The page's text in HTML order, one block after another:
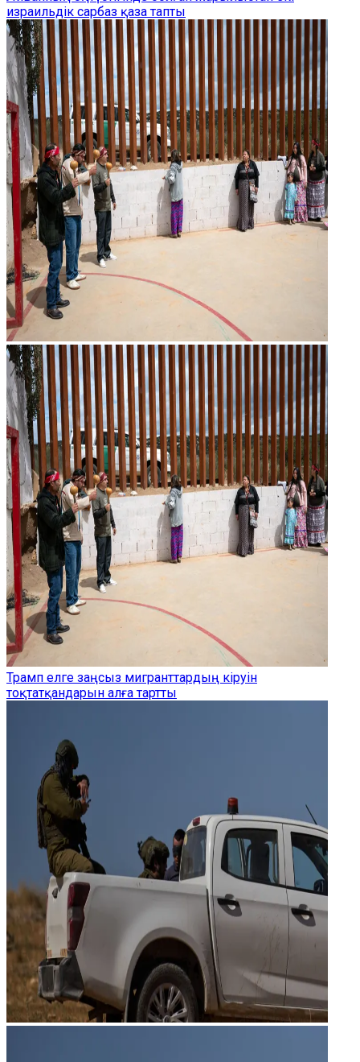
израильдік сарбаз қаза тапты
Трамп елге заңсыз мигранттардың кіруін
тоқтатқандарын алға тартты